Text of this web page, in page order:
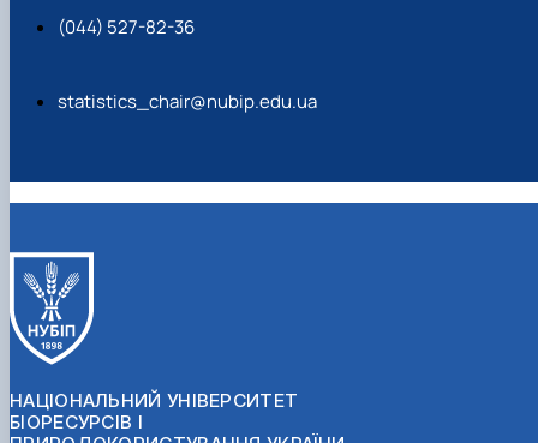
(044) 527-82-36
statistics_chair@nubip.edu.ua
НАЦІОНАЛЬНИЙ УНІВЕРСИТЕТ
БІОРЕСУРСІВ І